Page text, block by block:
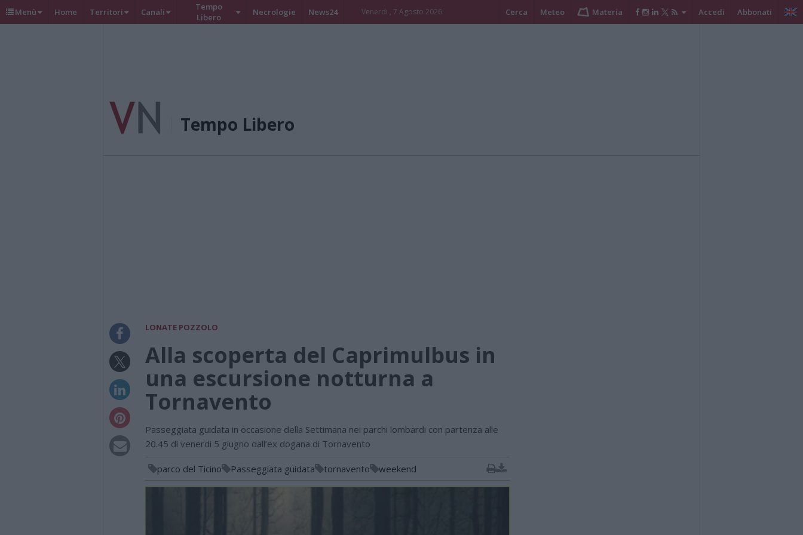
Menù Home Territori Canali
Tempo
Libero
Necrologie News24 Venerdi , 7 Agosto 2026 Cerca Meteo Materia Accedi Abbonati
Tempo Libero
LONATE POZZOLO
Alla scoperta del Caprimulbus in
una escursione notturna a
Tornavento
Passeggiata guidata in occasione della Settimana nei parchi lombardi con partenza alle
20.45 di venerdì 5 giugno dall’ex dogana di Tornavento
parco del Ticino Passeggiata guidata tornavento weekend